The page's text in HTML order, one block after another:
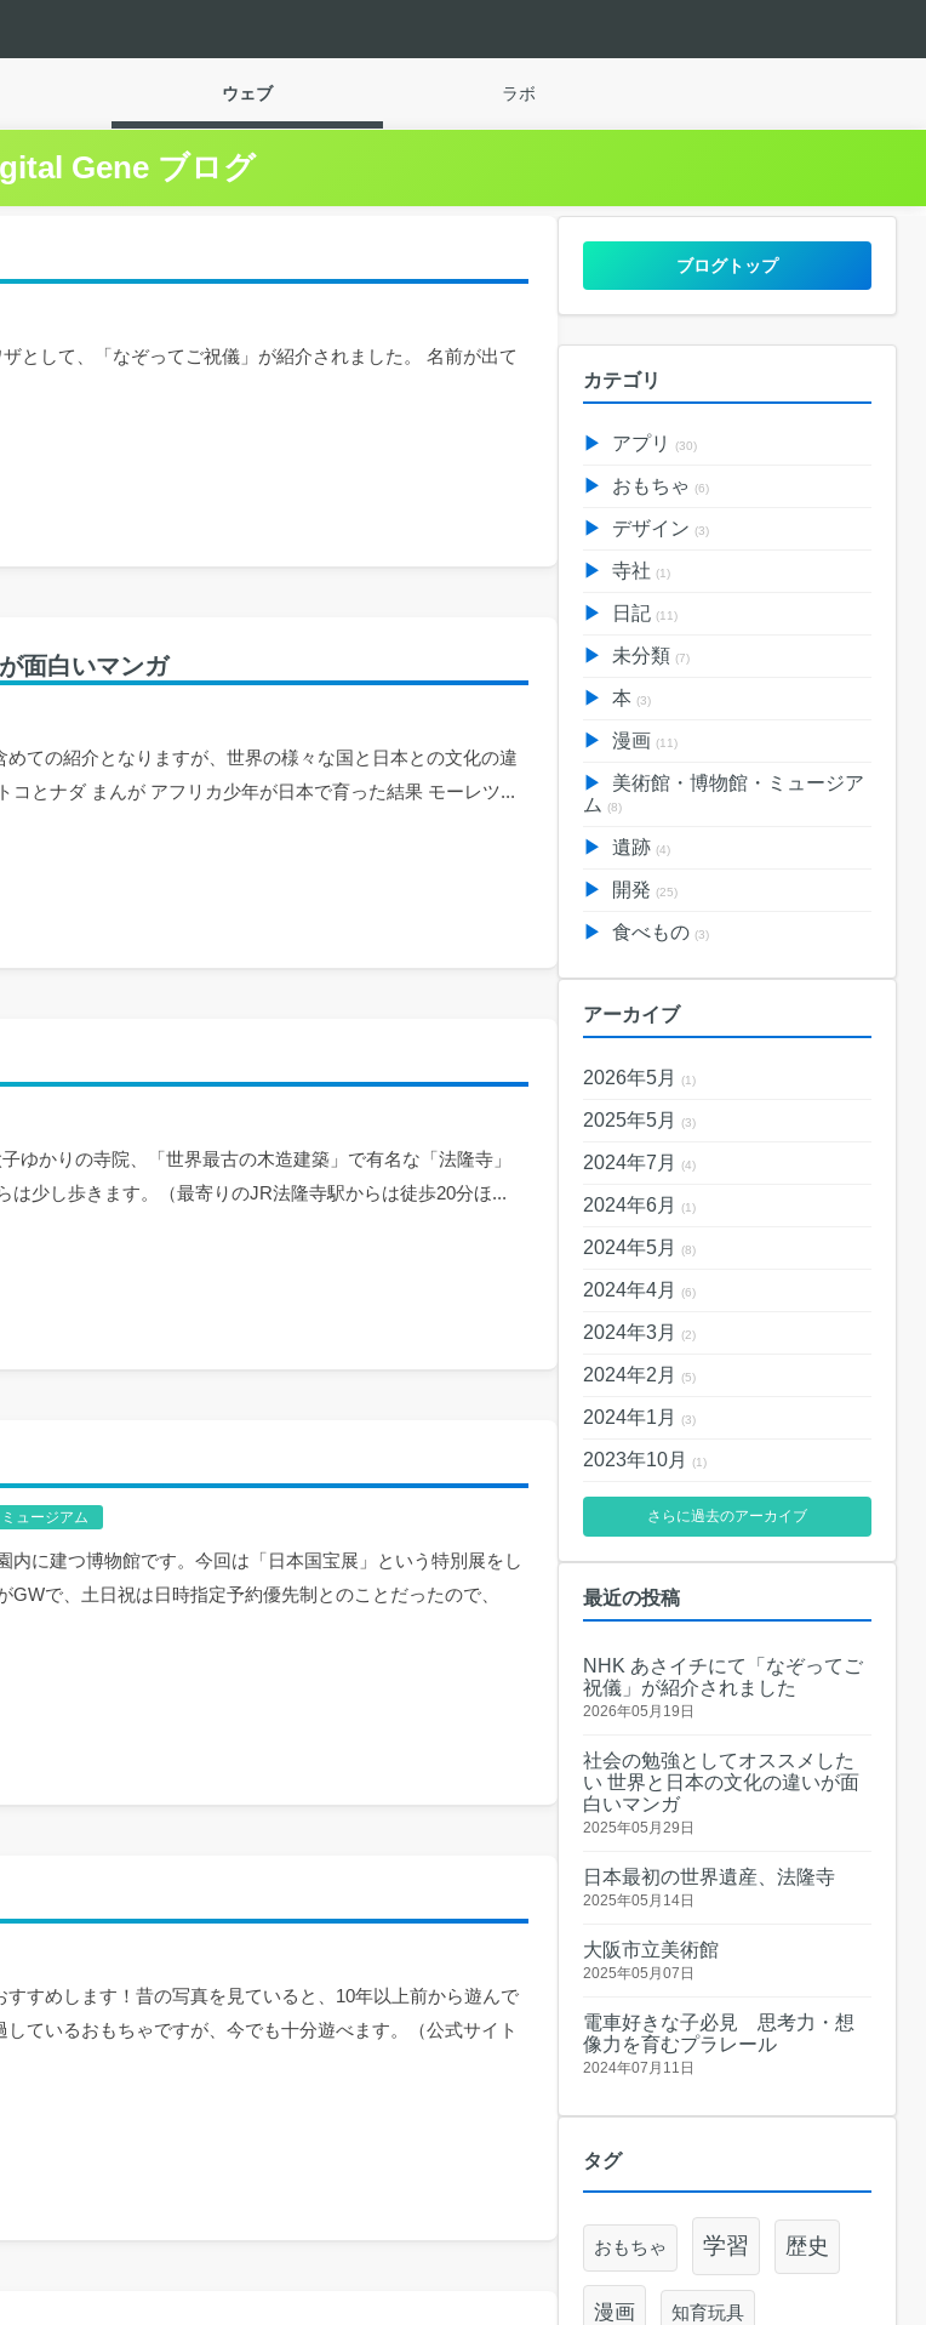
ウェブ ラボ
Gene ブログ
として、「なぞってご祝儀」が紹介されました。 名前が出て
面白いマンガ
ての紹介となりますが、世界の様々な国と日本との文化の違
コとナダ まんが アフリカ少年が日本で育った結果 モーレツ...
ゆかりの寺院、「世界最古の木造建築」で有名な「法隆寺」
は少し歩きます。（最寄りのJR法隆寺駅からは徒歩20分ほ...
ュージアム
内に建つ博物館です。今回は「日本国宝展」という特別展をし
で、土日祝は日時指定予約優先制とのことだったので、
すめします！昔の写真を見ていると、10年以上前から遊んで
ているおもちゃですが、今でも十分遊べます。（公式サイト
ブログトップ
カテゴリ
アプリ (30)
おもちゃ (6)
デザイン (3)
寺社 (1)
日記 (11)
未分類 (7)
本 (3)
漫画 (11)
美術館・博物館・ミュージア
ム (8)
遺跡 (4)
開発 (25)
食べもの (3)
アーカイブ
2026年5月 (1)
2025年5月 (3)
2024年7月 (4)
2024年6月 (1)
2024年5月 (8)
2024年4月 (6)
2024年3月 (2)
2024年2月 (5)
2024年1月 (3)
2023年10月 (1)
さらに過去のアーカイブ
最近の投稿
NHK あさイチにて「なぞってご
祝儀」が紹介されました
2026年05月19日
社会の勉強としてオススメした
い 世界と日本の文化の違いが面
白いマンガ
2025年05月29日
日本最初の世界遺産、法隆寺
2025年05月14日
大阪市立美術館
2025年05月07日
電車好きな子必見 思考力・想
像力を育むプラレール
2024年07月11日
タグ
おもちゃ 学習 歴史
漫画 知育玩具